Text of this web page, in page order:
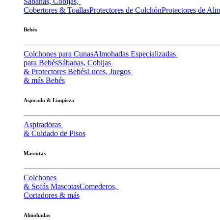
Cobertores & ToallasProtectores de ColchónProtectores de
Bebés
Colchones para CunasAlmohadas Especializadas
para BebésSábanas, Cobijas
& Protectores BebésLuces, Juegos
& más Bebés
Aspirado & Limpieza
Aspiradoras
& Cuidado de Pisos
Mascotas
Colchones
& Sofás MascotasComederos,
Cortadores & más
Almohadas